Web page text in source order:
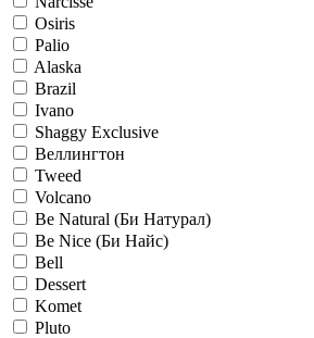
Osiris
Palio
Alaska
Brazil
Ivano
Shaggy Exclusive
Веллингтон
Tweed
Volcano
Be Natural (Би Натурал)
Be Nice (Би Найс)
Bell
Dessert
Komet
Pluto